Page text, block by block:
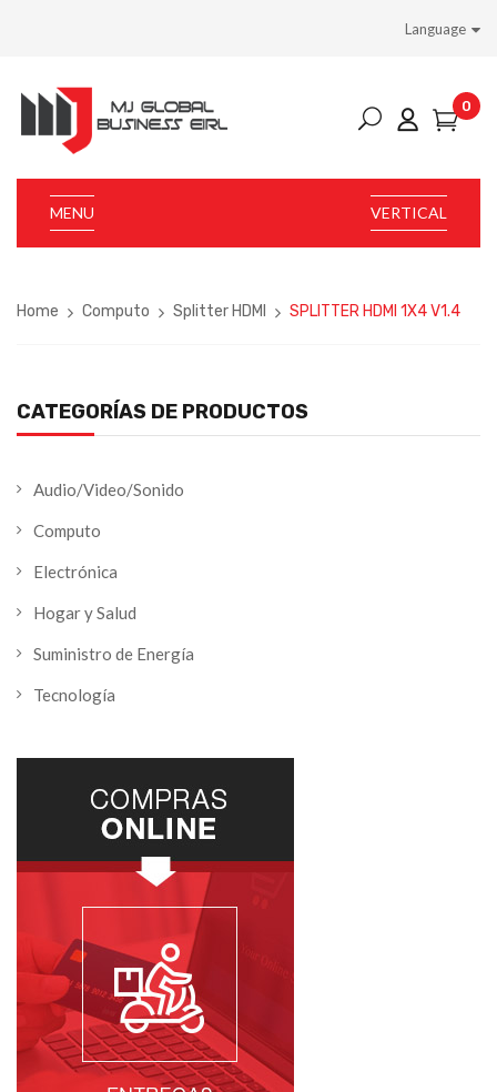
Language
0
VERTICAL
MENU
Home Computo Splitter HDMI SPLITTER HDMI 1X4 V1.4
CATEGORÍAS DE PRODUCTOS
Audio/Video/Sonido
Computo
Electrónica
Hogar y Salud
Suministro de Energía
Tecnología